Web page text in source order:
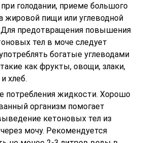
голодании, приеме большого
жировой пищи или углеводной
предотвращения повышения
тел в моче следует
богатые углеводами
как фрукты, овощи, злаки,
хлеб.
потребления жидкости. Хорошо
организм помогает
кетоновых тел из
мочу. Рекомендуется